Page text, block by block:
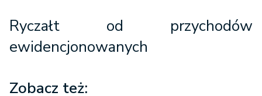
Ryczałt od przychodów
ewidencjonowanych
Zobacz też: